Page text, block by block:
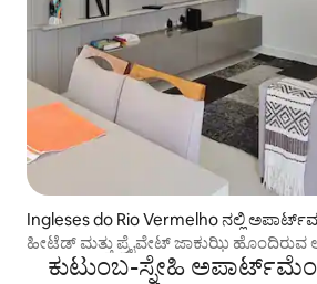
Ingleses do Rio Vermelho ನಲ್ಲಿ
ಹೀಟೆಡ್ ಮತ್ತು ಪ್ರೈವೇಟ್ ಜಾಕುಝಿ ಹೊಂದಿರುವ
ಕುಟುಂಬ-ಸ್ನೇಹಿ